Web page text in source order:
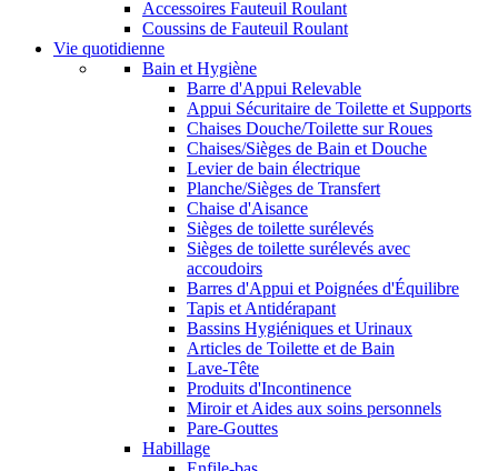
Accessoires Fauteuil Roulant
Coussins de Fauteuil Roulant
Vie quotidienne
Bain et Hygiène
Barre d'Appui Relevable
Appui Sécuritaire de Toilette et Supports
Chaises Douche/Toilette sur Roues
Chaises/Sièges de Bain et Douche
Levier de bain électrique
Planche/Sièges de Transfert
Chaise d'Aisance
Sièges de toilette surélevés
Sièges de toilette surélevés avec
accoudoirs
Barres d'Appui et Poignées d'Équilibre
Tapis et Antidérapant
Bassins Hygiéniques et Urinaux
Articles de Toilette et de Bain
Lave-Tête
Produits d'Incontinence
Miroir et Aides aux soins personnels
Pare-Gouttes
Habillage